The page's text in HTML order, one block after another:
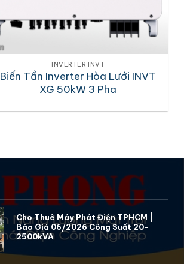
INVERTER INVT
Biến Tần Inverter Hòa Lưới INVT
XG 50kW 3 Pha
Cho Thuê Máy Phát Điện TPHCM |
Báo Giá 06/2026 Công Suất 20-
2500kVA